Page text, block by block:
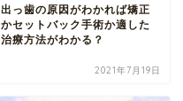
出っ歯の原因がわかれば矯正
かセットバック手術か適した
治療方法がわかる？
2021年7月19日